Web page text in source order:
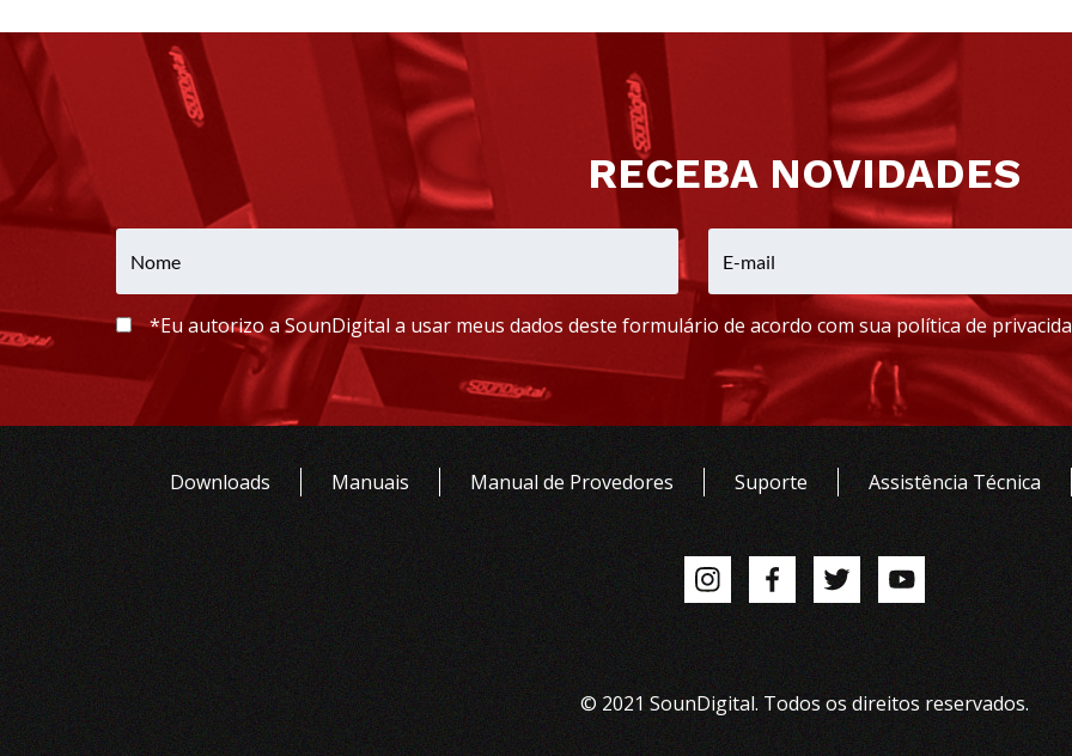
RECEBA NOVIDADES
*Eu autorizo a SounDigital a usar meus dados deste formulário de acordo com sua política de
Downloads Manuais Manual de Provedores Suporte Assistência Técnica
© 2021 SounDigital. Todos os direitos reservados.